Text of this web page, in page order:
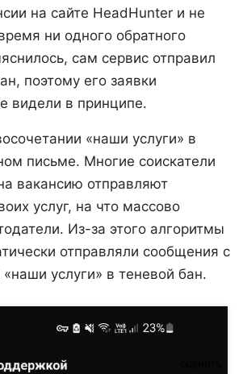
на сайте HeadHunter и не
ни одного обратного
сам сервис отправил
поэтому его заявки
видели в принципе.
«наши услуги» в
письме. Многие соискатели
вакансию отправляют
услуг, на что массово
Из-за этого алгоритмы
отправляли сообщения с
услуги» в теневой бан.